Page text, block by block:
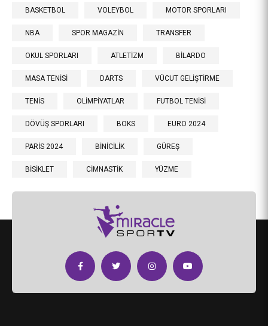
BASKETBOL VOLEYBOL MOTOR SPORLARI
NBA SPOR MAGAZİN TRANSFER
OKUL SPORLARI ATLETİZM BİLARDO
MASA TENİSİ DARTS VÜCUT GELİŞTİRME
TENİS OLİMPİYATLAR FUTBOL TENİSİ
DÖVÜŞ SPORLARI BOKS EURO 2024
PARİS 2024 BİNİCİLİK GÜREŞ
BİSİKLET CİMNASTİK YÜZME